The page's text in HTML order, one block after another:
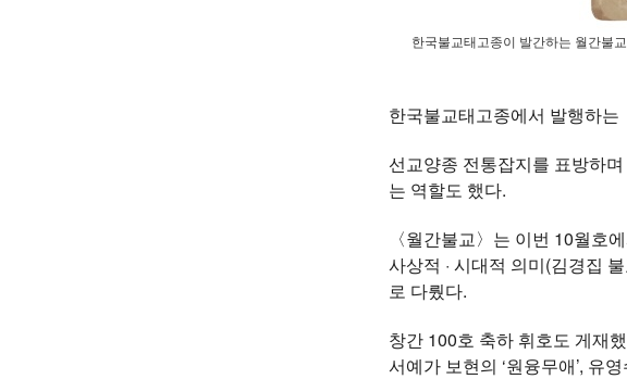
한국불교태고종이 발간하는 월간불
한국불교태고종에서 발행하
선교양종 전통잡지를 표방하
는 역할도 했다.
〈월간불교〉는 이번 10월
사상적 · 시대적 의미(김경집
로 다뤘다.
창간 100호 축하 휘호도 게재
서예가 보현의 ‘원융무애’, 유